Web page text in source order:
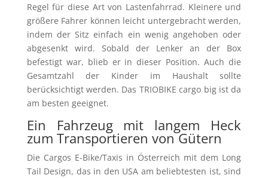
Regel für diese Art von Lastenfahrrad. Kleinere und
größere Fahrer können leicht untergebracht werden,
indem der Sitz einfach ein wenig angehoben oder
abgesenkt wird. Sobald der Lenker an der Box
befestigt war, blieb er in dieser Position. Auch die
Gesamtzahl der Kinder im Haushalt sollte
berücksichtigt werden. Das TRIOBIKE cargo big ist da
am besten geeignet.
Ein Fahrzeug mit langem Heck
zum Transportieren von Gütern
Die Cargos E-Bike/Taxis in Österreich mit dem Long
Tail Design, das in den USA am beliebtesten ist, sind